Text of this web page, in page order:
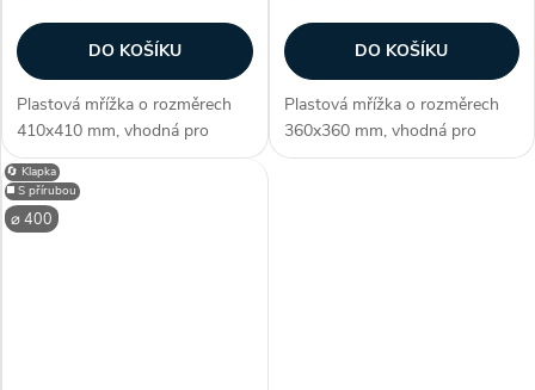
DO KOŠÍKU
Plastová mřížka o rozměrech
410x410 mm, vhodná pro
potrubí o průměru 350 mm.
Slouží k odsávání vzduchu, díky
gravitačním žaluziím vzduch
proudí pouze při zapnutém
DO KOŠÍKU
Plastová mřížka o rozměrech
360x360 mm, vhodná pro
potrubí o průměru 315 mm.
⌀ 400
🔄 Klapka
◼️ S přírubou